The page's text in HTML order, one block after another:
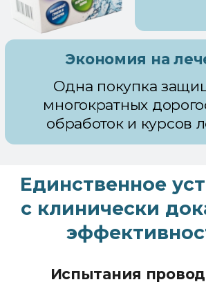
99.87%.
обладает ярко выраженным
дезодорирующим и
антибактериальным эффектом.
Под действием ультрафиолетового и
4-6 часов уничтожаются грибы-
дерматофиты: